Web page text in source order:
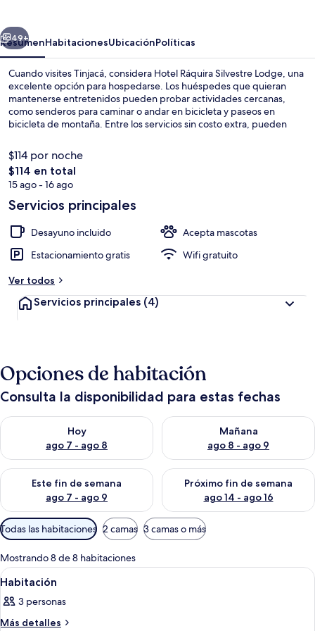
Siguiente
49+
ResumenHabitacionesUbicaciónPolíticas
Cuando visites Tinjacá, considera Hotel Ráquira Silvestre Lodge, una
excelente opción para hospedarse. Los huéspedes que quieran
mantenerse entretenidos pueden probar actividades cercanas,
como senderos para caminar o andar en bicicleta y paseos en
bicicleta de montaña. Entre los servicios sin costo extra, pueden
de 08:00 a 10:00.
$114 por noche
El
precio
es
$114
$114 en total
15 ago - 16 ago
Servicios principales
Desayuno incluido
Acepta mascotas
Estacionamiento gratis
Wifi gratuito
Ver todos
Servicios principales (4)
Opciones de habitación
Consulta la disponibilidad para estas fechas
Hoy
ago 7 - ago 8
Consulta la disponibilidad para hoy ago 7 - ago 8
Mañana
ago 8 - ago 9
Consulta la disponibilidad
Este fin de semana
ago 7 - ago 9
Consulta la disponibilidad para este fin de semana ago 7 -
Próximo fin de semana
ago 14 - ago 16
Consulta la disponibilidad
Filtros
disponibles
para
las
habitaciones
Todas las habitaciones 2 camas 3 camas o más
Mostrando 8 de 8 habitaciones
Abrir
todas
las
fotos
Una habitación con dos camas de
5
Habitación
3 personas
Más detalles
Más